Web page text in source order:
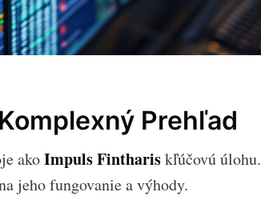
Prehľad
akoImpuls Finthariskľúčovú úlohu.
jeho fungovanie a výhody.